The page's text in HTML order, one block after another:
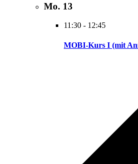
Mo. 13
11:30 - 12:45
MOBI-Kurs I (mit